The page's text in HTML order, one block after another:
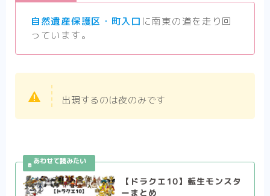
自然遺産保護区・町入口 に南東の道を走り回
っています。
出現するのは夜のみです
【ドラクエ10】転生モンスタ
ーまとめ